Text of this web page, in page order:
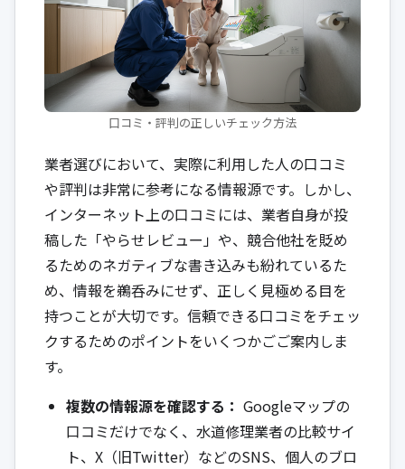
口コミ・評判の正しいチェック方法
業者選びにおいて、実際に利用した人の口コミ
や評判は非常に参考になる情報源です。しかし、
インターネット上の口コミには、業者自身が投
稿した「やらせレビュー」や、競合他社を貶め
るためのネガティブな書き込みも紛れているた
め、情報を鵜呑みにせず、正しく見極める目を
持つことが大切です。信頼できる口コミをチェッ
クするためのポイントをいくつかごご案内しま
す。
複数の情報源を確認する： Googleマップの
口コミだけでなく、水道修理業者の比較サイ
ト、X（旧Twitter）などのSNS、個人のブロ